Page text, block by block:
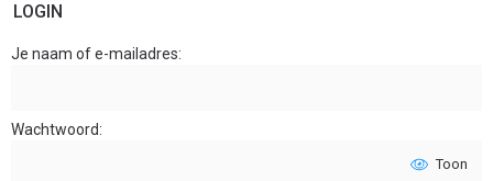
LOGIN
Je naam of e-mailadres
Wachtwoord
Toon